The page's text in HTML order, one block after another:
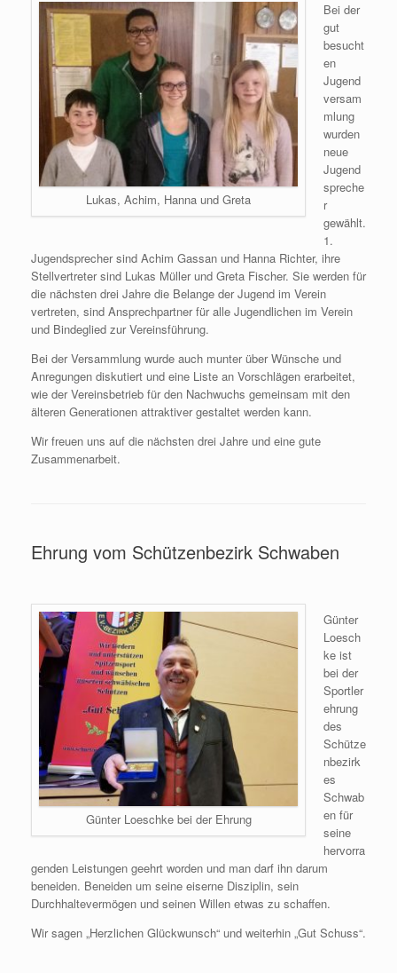
Lukas, Achim, Hanna und Greta
Bei der
gut
besucht
en
Jugend
versam
mlung
wurden
neue
Jugend
spreche
r
gewählt.
1.
Jugendsprecher sind Achim Gassan und Hanna Richter, ihre
Stellvertreter sind Lukas Müller und Greta Fischer. Sie werden für
die nächsten drei Jahre die Belange der Jugend im Verein
vertreten, sind Ansprechpartner für alle Jugendlichen im Verein
und Bindeglied zur Vereinsführung.
Bei der Versammlung wurde auch munter über Wünsche und
Anregungen diskutiert und eine Liste an Vorschlägen erarbeitet,
wie der Vereinsbetrieb für den Nachwuchs gemeinsam mit den
älteren Generationen attraktiver gestaltet werden kann.
Wir freuen uns auf die nächsten drei Jahre und eine gute
Zusammenarbeit.
Ehrung vom Schützenbezirk Schwaben
Günter Loeschke bei der Ehrung
Günter
Loesch
ke ist
bei der
Sportler
ehrung
des
Schütze
nbezirk
es
Schwab
en für
seine
hervorra
genden Leistungen geehrt worden und man darf ihn darum
beneiden. Beneiden um seine eiserne Disziplin, sein
Durchhaltevermögen und seinen Willen etwas zu schaffen.
Wir sagen „Herzlichen Glückwunsch“ und weiterhin „Gut Schuss“.